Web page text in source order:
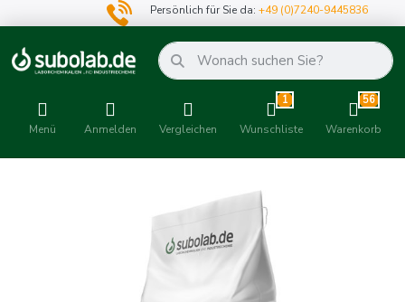
Persönlich für Sie da:+49 (0)7240-9445836
Menü Anmelden Vergleichen
1
Wunschliste
56
Warenkorb